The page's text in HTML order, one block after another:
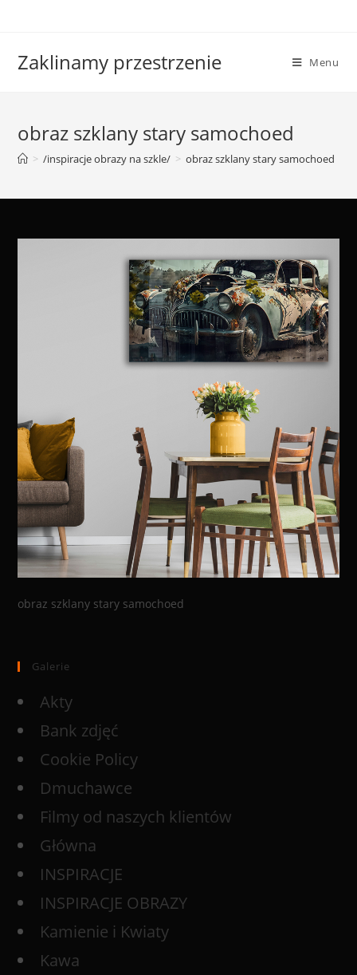
Zaklinamy przestrzenie Menu
obraz szklany stary samochoed
> /inspiracje obrazy na szkle/ > obraz szklany stary samochoed
obraz szklany stary samochoed
Galerie
Akty
Bank zdjęć
Cookie Policy
Dmuchawce
Filmy od naszych klientów
Główna
INSPIRACJE
INSPIRACJE OBRAZY
Kamienie i Kwiaty
Kawa